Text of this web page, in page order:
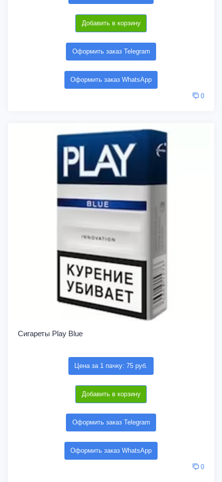
Добавить в корзину
Оформить заказ Telegram
Оформить заказ WhatsApp
0
Сигареты Play Blue
Цена за 1 пачку: 75 руб.
Добавить в корзину
Оформить заказ Telegram
Оформить заказ WhatsApp
0